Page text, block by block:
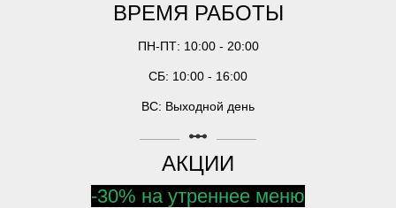
ВРЕМЯ РАБОТЫ
ПН-ПТ: 10:00 - 20:00
СБ: 10:00 - 16:00
ВС: Выходной день
linear_scale
АКЦИИ
-30% на утреннее меню